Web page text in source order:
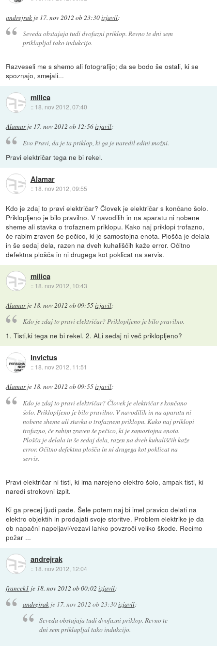
andrejrak je 17. nov 2012 ob 23:30izjavil:
Seveda obstajaja tudi dvofazni priklop. Revno te dni sem
priklapljal tako indukcijo.
Razveseli me s shemo ali fotografijo; da se bodo še ostali, ki se
spoznajo, smejali...
milica
:: 18. nov 2012, 07:40
Alamarje 17. nov 2012 ob 12:56izjavil:
Evo Pravi, da je ta priklop, ki ga je naredil edini možni.
Pravi električar tega ne bi rekel.
Alamar
:: 18. nov 2012, 09:55
Kdo je zdaj to pravi električar? Človek je električar s končano šolo.
Priklopljeno je bilo pravilno. V navodilih in na aparatu ni nobene
sheme ali stavka o trofaznem priklopu. Kako naj priklopi trofazno,
če rabim zraven še pečico, ki je samostojna enota. Plošča je delala
in še sedaj dela, razen na dveh kuhališčih kaže error. Očitno
defektna plošča in ni drugega kot poklicat na servis.
milica
:: 18. nov 2012, 10:43
Alamarje 18. nov 2012 ob 09:55izjavil:
Kdo je zdaj to pravi električar? Priklopljeno je bilo pravilno.
1. Tisti,ki tega ne bi rekel. 2. ALi sedaj ni več priklopljeno?
Invictus
:: 18. nov 2012, 11:51
Alamarje 18. nov 2012 ob 09:55izjavil:
Kdo je zdaj to pravi električar? Človek je električar s končano
šolo. Priklopljeno je bilo pravilno. V navodilih in na aparatu ni
nobene sheme ali stavka o trofaznem priklopu. Kako naj priklopi
trofazno, če rabim zraven še pečico, ki je samostojna enota.
Plošča je delala in še sedaj dela, razen na dveh kuhališčih kaže
error. Očitno defektna plošča in ni drugega kot poklicat na
servis.
Pravi električar ni tisti, ki ima narejeno elektro šolo, ampak tisti, ki
naredi strokovni izpit.
Ki ga precej ljudi pade. Šele potem naj bi imel pravico delati na
elektro objektih in prodajati svoje storitve. Problem elektrike je da
ob napačni napeljavi/vezavi lahko povzroči veliko škode. Recimo
požar ...
andrejrak
:: 18. nov 2012, 12:04
francek1 je 18. nov 2012 ob 00:02 izjavil:
andrejrakje 17. nov 2012 ob 23:30izjavil:
Seveda obstajaja tudi dvofazni priklop. Revno te
dni sem priklapljal tako indukcijo.